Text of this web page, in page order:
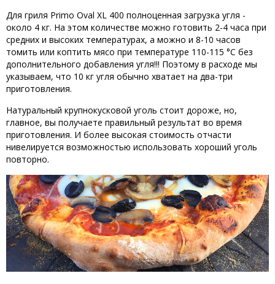
Для гриля Primo Oval XL 400 полноценная загрузка угля -
около 4 кг. На этом количестве можно готовить 2-4 часа при
средних и высоких температурах, а можно и 8-10 часов
томить или коптить мясо при температуре 110-115 °C без
дополнительного добавления угля!!! Поэтому в расходе мы
указываем, что 10 кг угля обычно хватает на два-три
приготовления.
Натуральный крупнокусковой уголь стоит дороже, но,
главное, вы получаете правильный результат во время
приготовления. И более высокая стоимость отчасти
нивелируется возможностью использовать хороший уголь
повторно.